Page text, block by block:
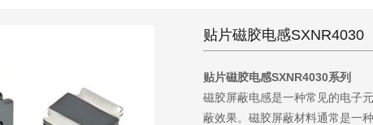
贴片磁胶电感SXNR4030
贴片磁胶电感SXNR4030系列
磁胶屏蔽电感是一种常见的电子
蔽效果。磁胶屏蔽材料通常是一